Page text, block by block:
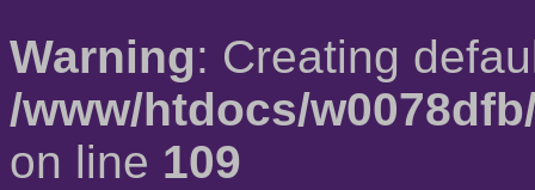
Warning: Creating
/www/htdocs/
on line 109